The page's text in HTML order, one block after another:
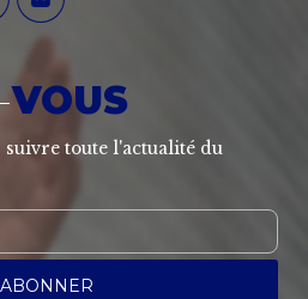
VOUS
toute l'actualité du